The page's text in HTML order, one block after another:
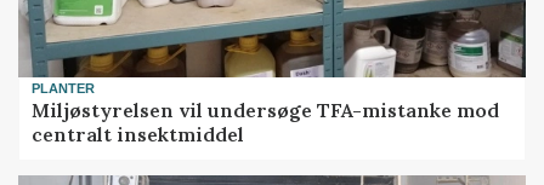
PLANTER
Miljøstyrelsen vil undersøge TFA-mistanke mod
centralt insektmiddel